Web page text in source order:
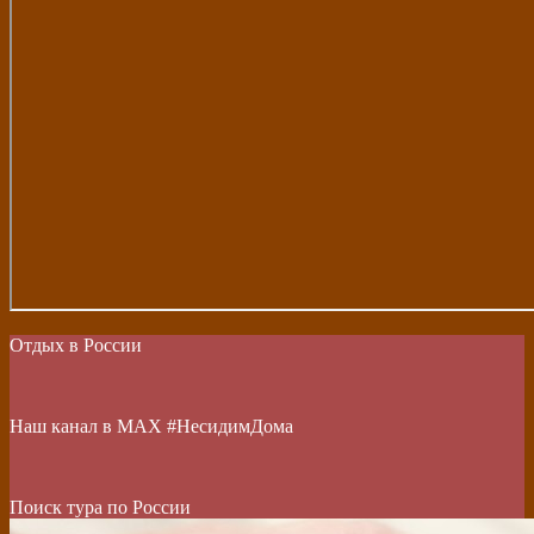
Отдых в России
Наш канал в МАХ #НесидимДома
Поиск тура по России